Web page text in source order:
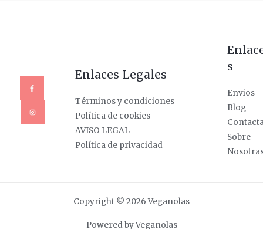
Enlaces Legales
Términos y condiciones
Política de cookies
AVISO LEGAL
Política de privacidad
s
Envios
Blog
Sobre
Copyright © 2026 Veganolas
Powered by Veganolas